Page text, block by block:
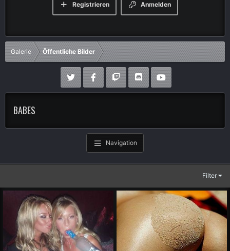
Anmelden
Registrieren
Galerie Öffentliche Bilder
BABES
Navigation
Filter